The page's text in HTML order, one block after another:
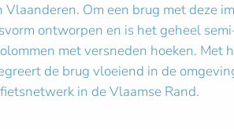
Om een brug met deze
ontworpen en is het geheel
met versneden hoeken.
de brug vloeiend in de
in de Vlaamse Rand.